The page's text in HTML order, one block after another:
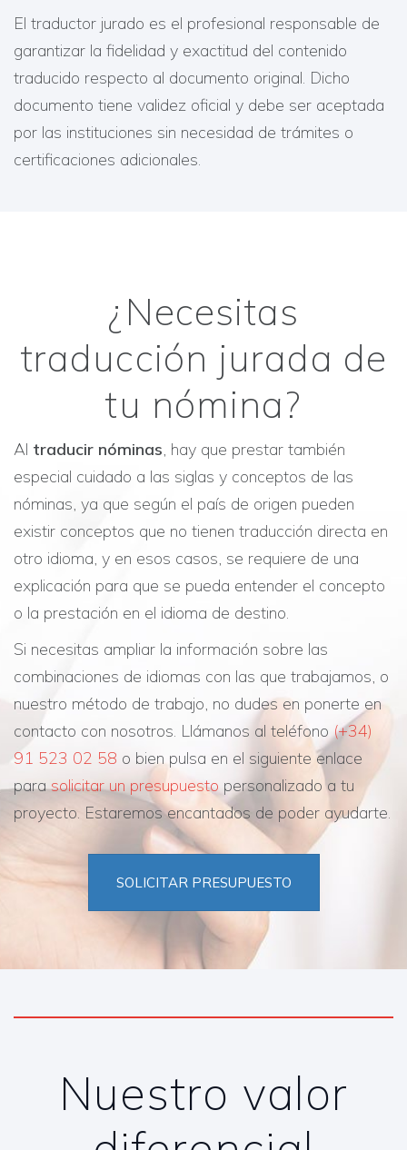
El traductor jurado es el profesional responsable de
garantizar la fidelidad y exactitud del contenido
traducido respecto al documento original. Dicho
documento tiene validez oficial y debe ser aceptada
por las instituciones sin necesidad de trámites o
certificaciones adicionales.
¿Necesitas
traducción jurada de
tu nómina?
Al traducir nóminas, hay que prestar también
especial cuidado a las siglas y conceptos de las
nóminas, ya que según el país de origen pueden
existir conceptos que no tienen traducción directa en
otro idioma, y en esos casos, se requiere de una
explicación para que se pueda entender el concepto
o la prestación en el idioma de destino.
Si necesitas ampliar la información sobre las
combinaciones de idiomas con las que trabajamos, o
nuestro método de trabajo, no dudes en ponerte en
contacto con nosotros. Llámanos al teléfono (+34)
91 523 02 58 o bien pulsa en el siguiente enlace
parasolicitar un presupuesto personalizado a tu
proyecto. Estaremos encantados de poder ayudarte.
SOLICITAR PRESUPUESTO
Nuestro valor